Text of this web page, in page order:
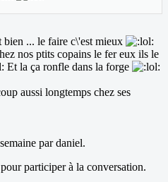
bien ... le faire c\'est mieux
nos ptits copains le fer eux ils le
Et la ça ronfle dans la forge
aussi longtemps chez ses
pardaniel.
pour participer à la conversation.